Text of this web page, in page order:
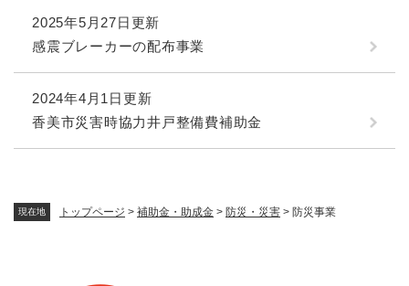
現在地 トップページ > 補助金・助成金 > 防災・災害 > 防災事業
2025年5月27日更新
感震ブレーカーの配布事業
2024年4月1日更新
香美市災害時協力井戸整備費補助金